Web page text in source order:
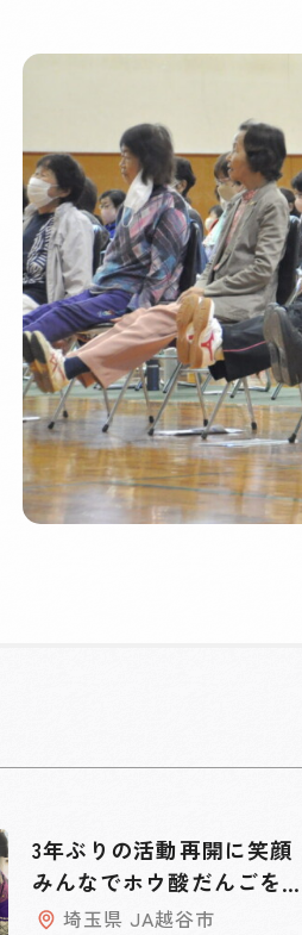
3年ぶりの活動再開に笑顔
みんなでホウ酸だんごを作
る 埼玉県 JA越谷市